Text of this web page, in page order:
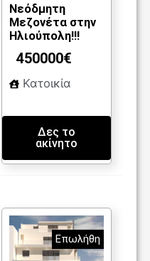
86 3
2
Νεόδμητη
Μεζονέτα στην
Ηλιούπολη!!!
450000€
Κατοικία
Δες το
ακίνητο
Επωλήθη